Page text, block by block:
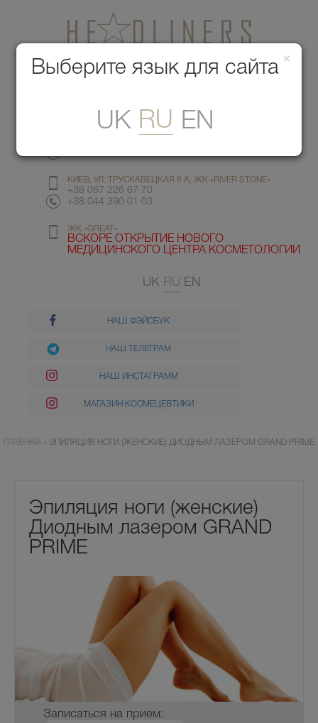
КИЕВ, УЛ. ГМЫРИ 6
КИЕВ, УЛ. ТРУСКАВЕЦКАЯ 6 А, ЖК «RIVER STONE»
+38 067 226 67 70
+38 044 390 01 03
ЖК «GREAT»
ВСКОРЕ ОТКРЫТИЕ НОВОГО
МЕДИЦИНСКОГО ЦЕНТРА КОСМЕТОЛОГИИ
UK RU EN
НАШ ФЭЙСБУК
НАШ ТЕЛЕГРАМ
НАШ ИНСТАГРАММ
МАГАЗИН КОСМЕЦЕВТИКИ
ГЛАВНАЯ » ЭПИЛЯЦИЯ НОГИ (ЖЕНСКИЕ) ДИОДНЫМ ЛАЗЕРОМ GRAND PRIME
Эпиляция ноги (женские)
Диодным лазером GRAND
PRIME
Записаться на прием:
×
Выберите язык для сайта
UK RU EN